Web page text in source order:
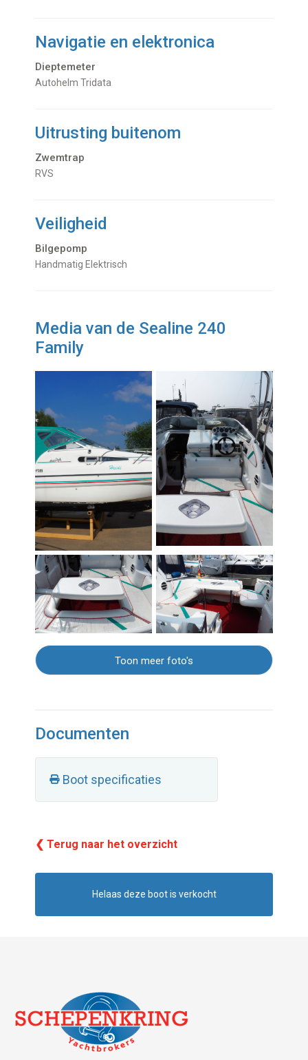
Navigatie en elektronica
Dieptemeter
Autohelm Tridata
Uitrusting buitenom
Zwemtrap
RVS
Veiligheid
Bilgepomp
Handmatig Elektrisch
Media van de Sealine 240
Family
Toon meer foto's
Documenten
Boot specificaties
❮ Terug naar het overzicht
Helaas deze boot is verkocht